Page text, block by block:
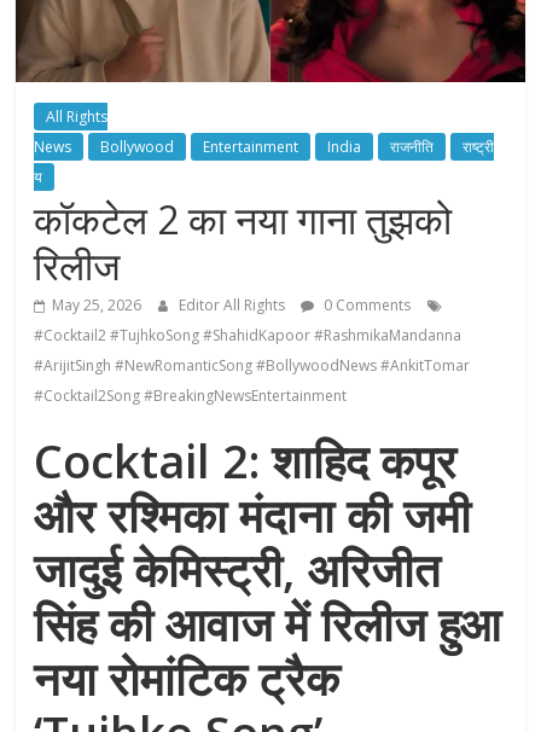
All Rights
News
Bollywood Entertainment India राजनीति
राष्ट्री
य
कॉकटेल 2 का नया गाना तुझको
रिलीज
May 25, 2026 Editor All Rights
0 Comments
#Cocktail2 #TujhkoSong #ShahidKapoor #RashmikaMandanna
#ArijitSingh #NewRomanticSong #BollywoodNews #AnkitTomar
#Cocktail2Song #BreakingNewsEntertainment
Cocktail 2: शाहिद कपूर
और रश्मिका मंदाना की जमी
जादुई केमिस्ट्री, अरिजीत
सिंह की आवाज में रिलीज हुआ
नया रोमांटिक ट्रैक